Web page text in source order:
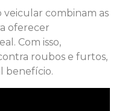
veicular combinam as
oferecer
Com isso,
roubos e furtos,
benefício.